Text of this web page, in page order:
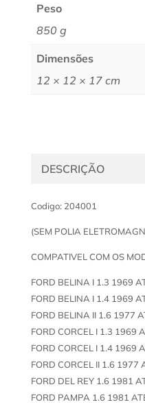
Peso
850 g
Dimensões
12 × 12 × 17 cm
DESCRIÇÃO
Codigo: 204001
(SEM POLIA
COMPATIVEL COM OS
FORD BELINA I 1.3 1969
FORD BELINA I 1.4 1969
FORD BELINA II 1.6 1977
FORD CORCEL I 1.3 1969
FORD CORCEL I 1.4 1969
FORD CORCEL II 1.6 1977
FORD DEL REY 1.6 1981
FORD PAMPA 1.6 1981